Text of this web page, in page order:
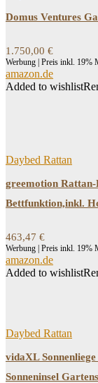
Domus Ventures
1.750,00 €
Werbung | Preis inkl. 19%
amazon.de
Added to wishlist
Daybed Rattan
greemotion
Bettfunktion,inkl.
463,47 €
Werbung | Preis inkl. 19%
amazon.de
Added to wishlist
Daybed Rattan
vidaXL
Sonneninsel